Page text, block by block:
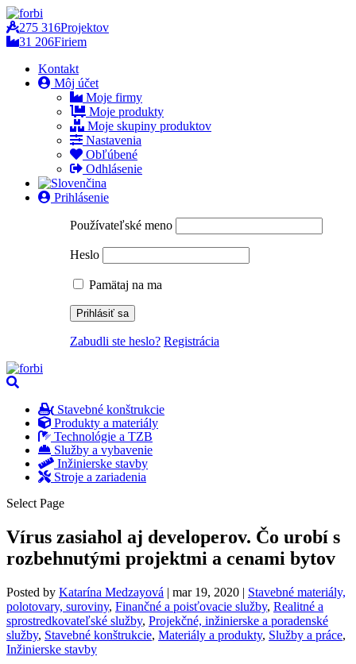
275 316Projektov
31 206Firiem
Kontakt
Môj účet
Moje firmy
Moje produkty
Moje skupiny produktov
Nastavenia
Obľúbené
Odhlásenie
Prihlásenie
Používateľské meno
Heslo
Pamätaj na ma
Zabudli ste heslo? Registrácia
Stavebné konštrukcie
Produkty a materiály
Technológie a TZB
Služby a vybavenie
Inžinierske stavby
Stroje a zariadenia
Select Page
Vírus zasiahol aj developerov. Čo urobí s
rozbehnutými projektmi a cenami bytov
Posted by Katarína Medzayová | mar 19, 2020 | Stavebné materiály,
polotovary, suroviny, Finančné a poisťovacie služby, Realitné a
sprostredkovateľské služby, Projekčné, inžinierske a poradenské
služby, Stavebné konštrukcie, Materiály a produkty, Služby a práce,
Inžinierske stavby